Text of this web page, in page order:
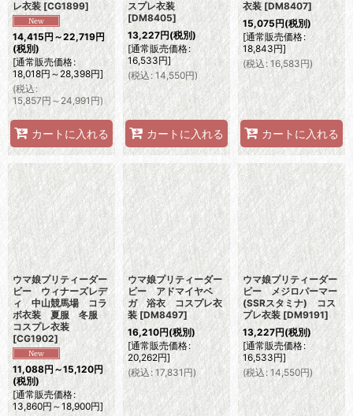
レ衣装 [CG1899]
14,415円～22,719円
(税別)
[通常販売価格:
18,018円～28,398円]
(税込 :
15,857円～24,991 円)
カートに入れる
スプレ衣装
[DM8405]
13,227円(税別)
[通常販売価格:
16,533円]
(税込 : 14,550円)
カートに入れる
衣装 [DM8407]
15,075円(税別)
[通常販売価格:
18,843円]
(税込: 16,583円)
カートに入れる
ウマ娘プリティーダー
ビー ウィナーズレデ
ィ 中山競馬場 コラ
ボ衣装 夏服 冬服
コスプレ衣装
[CG1902]
11,088円～15,120円
(税別)
[通常販売価格:
13,860円～18,900円]
ウマ娘プリティーダー
ビー アドマイヤベ
ガ 浴衣 コスプレ衣
装 [DM8497]
16,210円(税別)
[通常販売価格:
20,262円]
(税込: 17,831円)
ウマ娘プリティーダー
ビー メジロパーマー
(SSRスタミナ) コス
プレ衣装 [DM9191]
13,227円(税別)
[通常販売価格:
16,533円]
(税込: 14,550円)